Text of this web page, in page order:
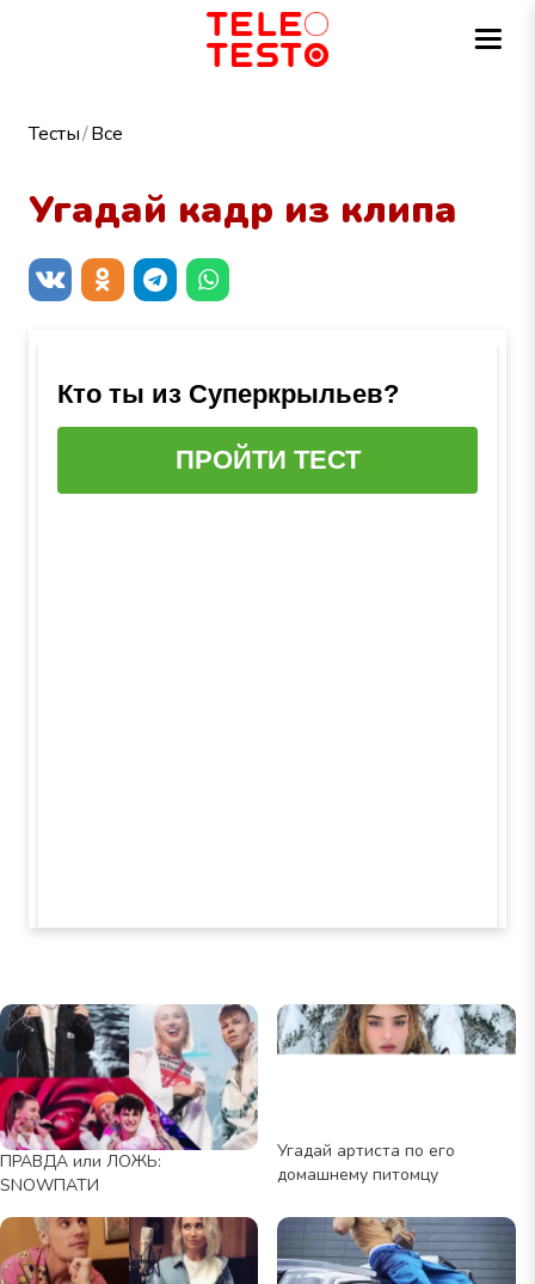
Тесты Все
Угадай кадр из клипа
ПРАВДА или ЛОЖЬ:
SNOWПАТИ
Угадай артиста по его
домашнему питомцу